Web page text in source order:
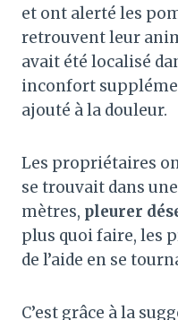
et ont alerté les
retrouvent leur
avait été localisé
inconfort
ajouté à la douleur.
Les propriétaires
se trouvait dans
mètres, pleurer
plus quoi faire, les
de l’aide en se
C’est grâce à la